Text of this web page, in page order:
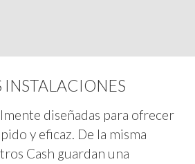
INSTALACIONES
diseñadas para ofrecer
y eficaz. De la misma
Cash guardan una